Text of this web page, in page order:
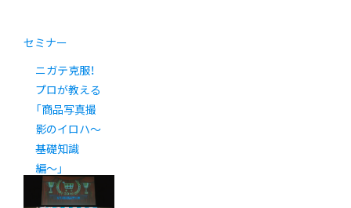
セミナー
ニガテ克服！
プロが教える
「商品写真撮
影のイロハ〜
基礎知識
編〜」
4/23（水）